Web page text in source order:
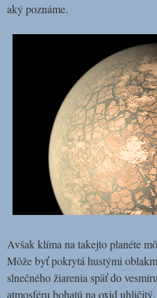
aký poznáme.
Avšak klíma na takejto planéte
Môže byť pokrytá hustými
slnečného žiarenia späť do
atmosféru bohatú na oxid